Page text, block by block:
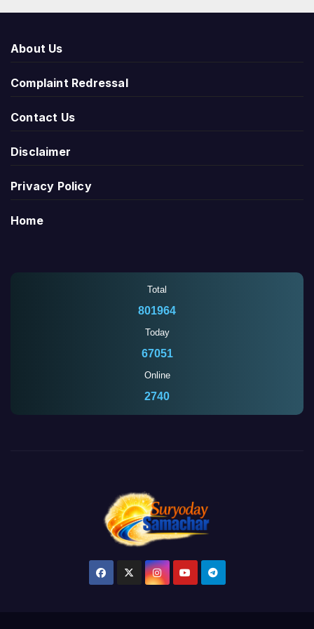
About Us
Complaint Redressal
Contact Us
Disclaimer
Privacy Policy
Home
Total
801964
Today
67051
Online
2737